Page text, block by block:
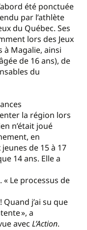
été ponctuée
par l’athlète
du Québec. Ses
lors des Jeux
à Magalie, ainsi
de 16 ans), de
du
la région lors
n’était joué
en
de 15 à 17
14 ans. Elle a
Le processus de
j’ai su que
», a
ue avec L’Action.